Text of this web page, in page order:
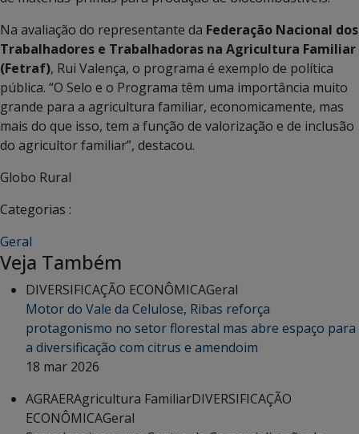
Na avaliação do representante da Federação Nacional dos
Trabalhadores e Trabalhadoras na Agricultura Familiar
(Fetraf), Rui Valença, o programa é exemplo de política
pública. “O Selo e o Programa têm uma importância muito
grande para a agricultura familiar, economicamente, mas
mais do que isso, tem a função de valorização e de inclusão
do agricultor familiar”, destacou.
Globo Rural
Categorias :
Geral
Veja Também
DIVERSIFICAÇÃO ECONÔMICAGeral
Motor do Vale da Celulose, Ribas reforça
protagonismo no setor florestal mas abre espaço para
a diversificação com citrus e amendoim
18 mar 2026
AGRAERAgricultura FamiliarDIVERSIFICAÇÃO
ECONÔMICAGeral